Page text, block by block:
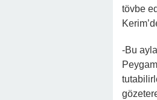
tövbe
-Bu